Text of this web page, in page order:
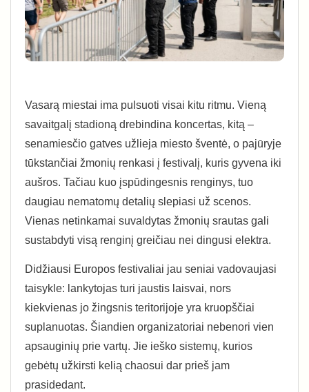
Vasarą miestai ima pulsuoti visai kitu ritmu. Vieną
savaitgalį stadioną drebindina koncertas, kitą –
senamiesčio gatves užlieja miesto šventė, o pajūryje
tūkstančiai žmonių renkasi į festivalį, kuris gyvena iki
aušros. Tačiau kuo įspūdingesnis renginys, tuo
daugiau nematomų detalių slepiasi už scenos.
Vienas netinkamai suvaldytas žmonių srautas gali
sustabdyti visą renginį greičiau nei dingusi elektra.
Didžiausi Europos festivaliai jau seniai vadovaujasi
taisykle: lankytojas turi jaustis laisvai, nors
kiekvienas jo žingsnis teritorijoje yra kruopščiai
suplanuotas. Šiandien organizatoriai nebenori vien
apsauginių prie vartų. Jie ieško sistemų, kurios
gebėtų užkirsti kelią chaosui dar prieš jam
prasidedant.